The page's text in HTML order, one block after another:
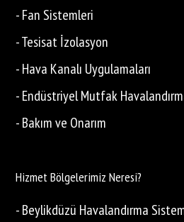
- Fan Sistemleri
- Tesisat İzolasyon
- Hava Kanalı Uygulamaları
- Endüstriyel Mutfak
- Bakım ve Onarım
Hizmet Bölgelerimiz Neresi?
- Beylikdüzü Havalandırma